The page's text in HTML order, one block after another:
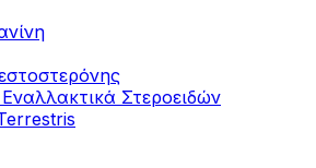
Στεροειδών